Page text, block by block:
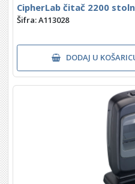
CipherLab čitač 2200
Šifra: A113028
DODAJ U